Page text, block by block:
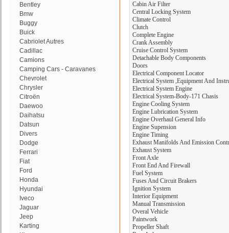
Bentley
Bmw
Buggy
Buick
Cabriolet Autres
Cadillac
Camions
Camping Cars - Caravanes
Chevrolet
Chrysler
Citroën
Daewoo
Daihatsu
Datsun
Divers
Dodge
Ferrari
Fiat
Ford
Honda
Hyundai
Iveco
Jaguar
Jeep
Karting
Cabin Air Filter
Central Locking System
Climate Control
Clutch
Complete Engine
Crank Assembly
Cruise Control System
Detachable Body Components
Doors
Electrical Component Locator
Electrical System ,Equipment And
Electrical System Engine
Electrical System-Body-171 Chasis
Engine Cooling System
Engine Lubrication System
Engine Overhaul General Info
Engine Supension
Engine Timing
Exhaust Manifolds And Emission
Exhaust System
Front Axle
Front End And Firewall
Fuel System
Fuses And Circuit Brakers
Ignition System
Interior Equipment
Manual Transmission
Overal Vehicle
Paintwork
Propeller Shaft